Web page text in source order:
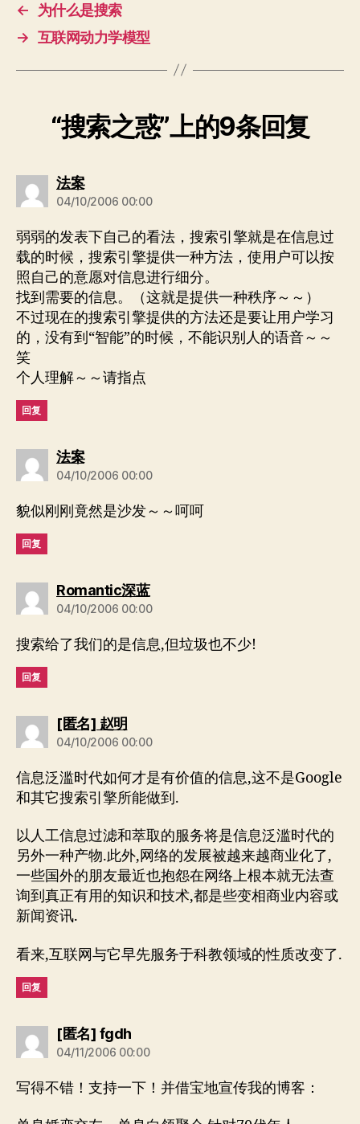
←
为什么是搜索
→ 互联网动力学模型
“搜索之惑”上的9条回复
法案说：
04/10/2006 00:00
弱弱的发表下自己的看法，搜索引擎就是在信息过
载的时候，搜索引擎提供一种方法，使用户可以按
照自己的意愿对信息进行细分。
找到需要的信息。（这就是提供一种秩序～～）
不过现在的搜索引擎提供的方法还是要让用户学习
的，没有到“智能”的时候，不能识别人的语音～～
笑
个人理解～～请指点
回复
法案说：
04/10/2006 00:00
貌似刚刚竟然是沙发～～呵呵
回复
Romantic深蓝说：
04/10/2006 00:00
搜索给了我们的是信息,但垃圾也不少!
回复
[匿名] 赵明说：
04/10/2006 00:00
信息泛滥时代如何才是有价值的信息,这不是Google
和其它搜索引擎所能做到.
以人工信息过滤和萃取的服务将是信息泛滥时代的
另外一种产物.此外,网络的发展被越来越商业化了,
一些国外的朋友最近也抱怨在网络上根本就无法查
询到真正有用的知识和技术,都是些变相商业内容或
新闻资讯.
看来,互联网与它早先服务于科教领域的性质改变了.
回复
[匿名] fgdh说：
04/11/2006 00:00
写得不错！支持一下！并借宝地宣传我的博客：